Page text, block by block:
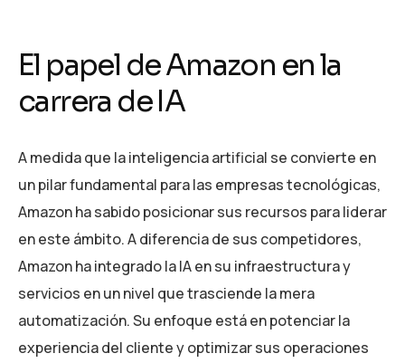
El papel de Amazon en la
carrera de IA
A medida que la inteligencia artificial se convierte en
un pilar fundamental para las empresas tecnológicas,
Amazon ha sabido posicionar sus recursos para liderar
en este ámbito. A diferencia de sus competidores,
Amazon ha integrado la IA en su infraestructura y
servicios en un nivel que trasciende la mera
automatización. Su enfoque está en potenciar la
experiencia del cliente y optimizar sus operaciones